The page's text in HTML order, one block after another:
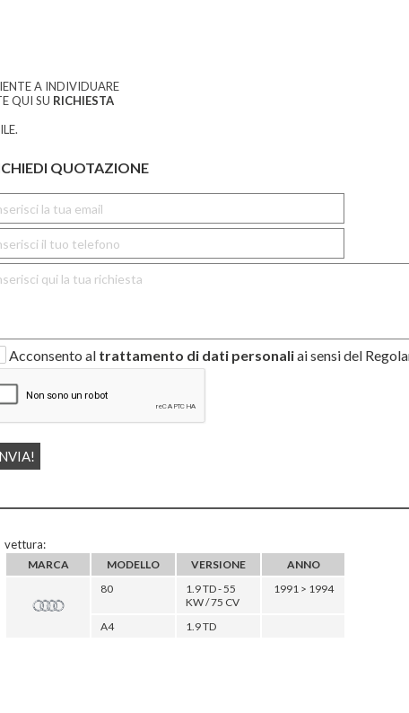
A INDIVIDUARE
QUI SU RICHIESTA
QUOTAZIONE
Acconsento al trattamento di dati personaliai sensi del
vettura:
MARCA MODELLO VERSIONE
ANNO
80
1.9 TD - 55
KW / 75 CV
1991 > 1994
A4 1.9 TD